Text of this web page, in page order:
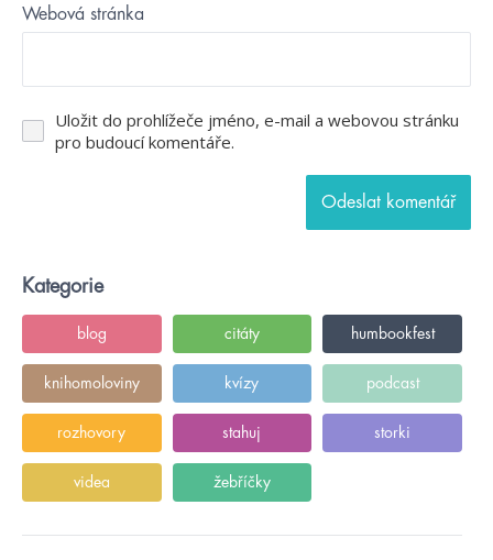
Webová stránka
Uložit do prohlížeče jméno, e-mail a webovou stránku
pro budoucí komentáře.
Kategorie
blog citáty humbookfest
knihomoloviny kvízy podcast
rozhovory stahuj storki
videa žebříčky